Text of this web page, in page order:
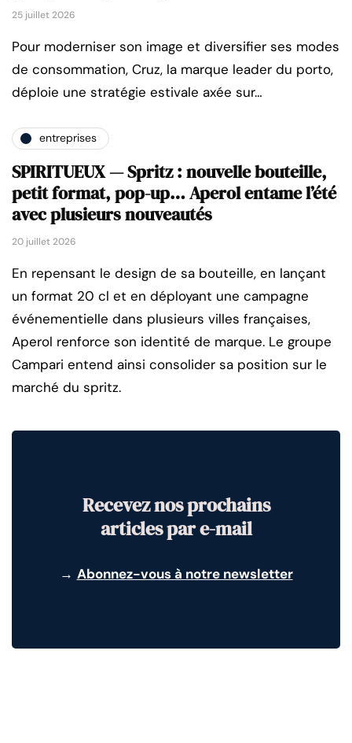
25 juillet 2026
Pour moderniser son image et diversifier ses modes
de consommation, Cruz, la marque leader du porto,
déploie une stratégie estivale axée sur…
entreprises
SPIRITUEUX — Spritz : nouvelle bouteille,
petit format, pop-up… Aperol entame l’été
avec plusieurs nouveautés
20 juillet 2026
En repensant le design de sa bouteille, en lançant
un format 20 cl et en déployant une campagne
événementielle dans plusieurs villes françaises,
Aperol renforce son identité de marque. Le groupe
Campari entend ainsi consolider sa position sur le
marché du spritz.
Recevez nos prochains
articles par e-mail
→ Abonnez-vous à notre newsletter